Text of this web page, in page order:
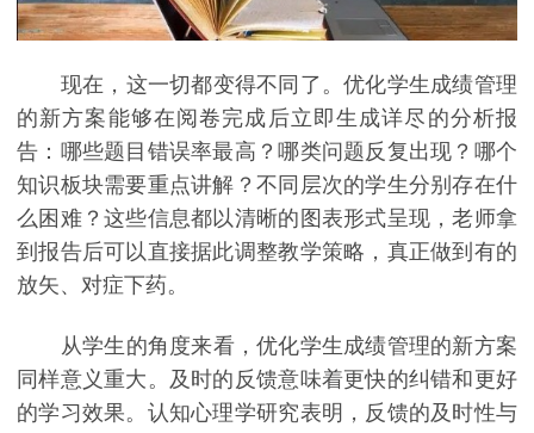
现在，这一切都变得不同了。优化学生成绩管理
的新方案能够在阅卷完成后立即生成详尽的分析报
告：哪些题目错误率最高？哪类问题反复出现？哪个
知识板块需要重点讲解？不同层次的学生分别存在什
么困难？这些信息都以清晰的图表形式呈现，老师拿
到报告后可以直接据此调整教学策略，真正做到有的
放矢、对症下药。
从学生的角度来看，优化学生成绩管理的新方案
同样意义重大。及时的反馈意味着更快的纠错和更好
的学习效果。认知心理学研究表明，反馈的及时性与